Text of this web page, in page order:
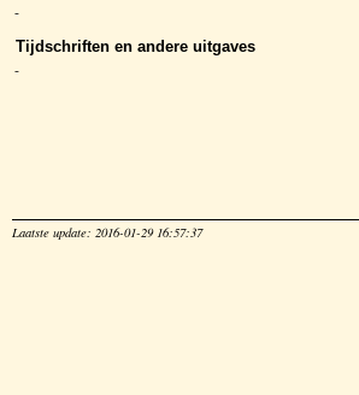
-
Tijdschriften en andere uitgaves
-
Laatste update: 2016-01-29 16:57:37